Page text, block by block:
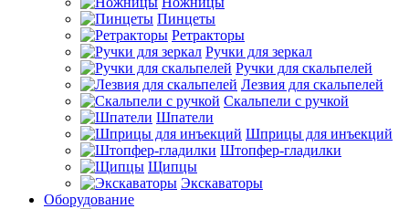
Пинцеты
Ретракторы
Ручки для зеркал
Ручки для скальпелей
Лезвия для скальпелей
Скальпели с ручкой
Шпатели
Шприцы для инъекций
Штопфер-гладилки
Щипцы
Экскаваторы
Оборудование